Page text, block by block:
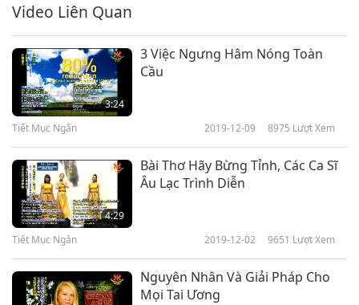
4
7:47
Tiết Mục Ngắn 2021-06-22 6263 Lượt Xem
5
9:21
Volcanic Eruptions
Tiết Mục Ngắn 2022-09-05 4027Lượt Xem
Video Liên Quan
3:24
3 Việc Ngưng Hâm Nóng Toàn
Cầu
Tiết Mục Ngắn 2019-12-09 8975 Lượt Xem
4:29
Bài Thơ Hãy Bừng Tỉnh, Các Ca Sĩ
Âu Lạc Trình Diễn
Tiết Mục Ngắn 2019-12-02 9651 Lượt Xem
Nguyên Nhân Và Giải Pháp Cho
Mọi Tai Ương